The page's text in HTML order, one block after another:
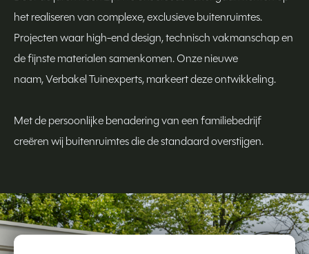
het realiseren van complexe, exclusieve buitenruimtes.
Projecten waar high-end design, technisch vakmanschap en
de fijnste materialen samenkomen. Onze nieuwe
naam, Verbakel Tuinexperts, markeert deze ontwikkeling.
Met de persoonlijke benadering van een familiebedrijf
creëren wij buitenruimtes die de standaard overstijgen.